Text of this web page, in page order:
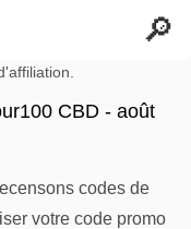
CBD - août
codes de
votre code promo